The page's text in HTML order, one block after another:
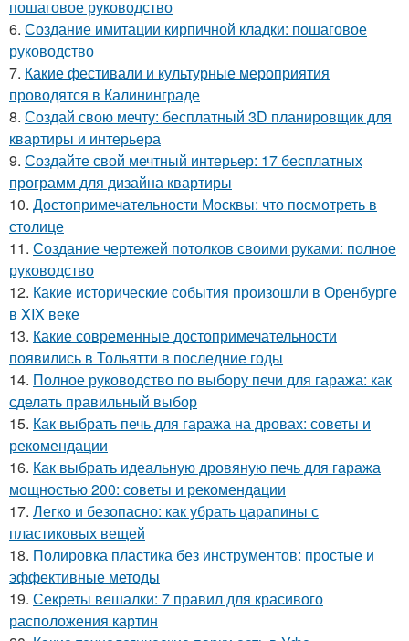
пошаговое руководство
6. Создание имитации кирпичной кладки: пошаговое
руководство
7. Какие фестивали и культурные мероприятия
проводятся в Калининграде
8. Создай свою мечту: бесплатный 3D планировщик для
квартиры и интерьера
9. Создайте свой мечтный интерьер: 17 бесплатных
программ для дизайна квартиры
10. Достопримечательности Москвы: что посмотреть в
столице
11. Создание чертежей потолков своими руками: полное
руководство
12. Какие исторические события произошли в Оренбурге
в XIX веке
13. Какие современные достопримечательности
появились в Тольятти в последние годы
14. Полное руководство по выбору печи для гаража: как
сделать правильный выбор
15. Как выбрать печь для гаража на дровах: советы и
рекомендации
16. Как выбрать идеальную дровяную печь для гаража
мощностью 200: советы и рекомендации
17. Легко и безопасно: как убрать царапины с
пластиковых вещей
18. Полировка пластика без инструментов: простые и
эффективные методы
19. Секреты вешалки: 7 правил для красивого
расположения картин